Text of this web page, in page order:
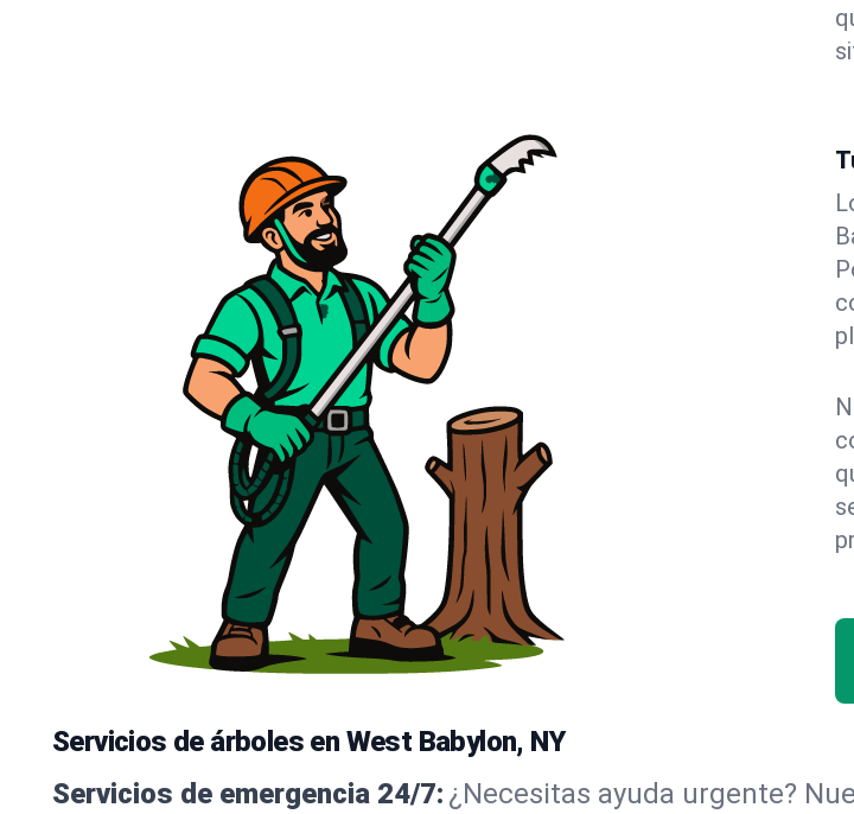
Servicios de árboles en West Babylon, NY
Servicios de emergencia 24/7: ¿Necesitas ayuda urgente?